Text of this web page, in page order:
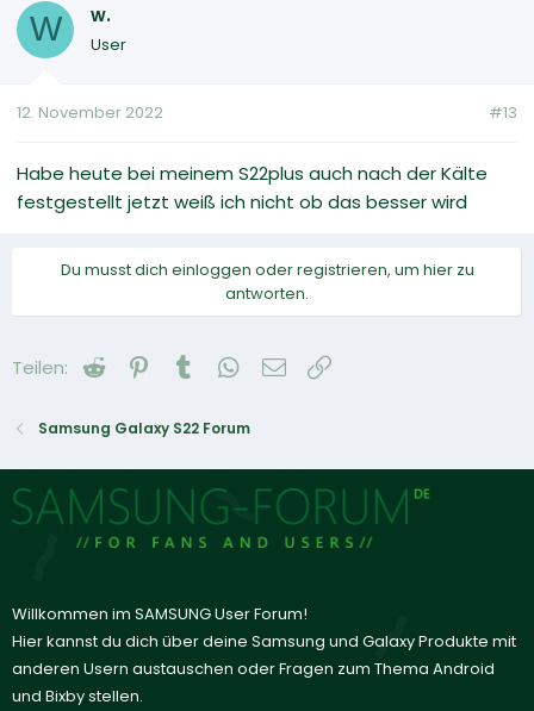
W w.
User
12. November 2022 #13
Habe heute bei meinem S22plus auch nach der Kälte
festgestellt jetzt weiß ich nicht ob das besser wird
Du musst dich einloggen oder registrieren, um hier zu
antworten.
Teilen: Reddit Pinterest
Tumblr WhatsApp
E-Mail
Samsung Galaxy S22 Forum
Willkommen im SAMSUNG User Forum!
Hier kannst du dich über deine Samsung und Galaxy Produkte mit
anderen Usern austauschen oder Fragen zum Thema Android
und Bixby stellen.